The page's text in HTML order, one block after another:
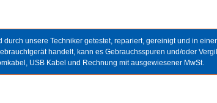
unsere Techniker getestet, repariert, gereinigt und in
handelt, kann es Gebrauchsspuren und/oder
USB Kabel und Rechnung mit ausgewiesener MwSt.